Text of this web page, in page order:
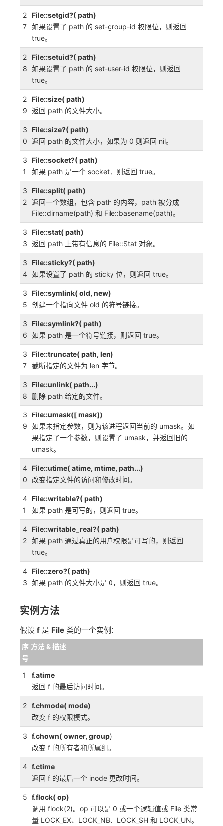
2
7
File::setgid?( path)
如果设置了 path 的 set-group-id 权限位，则返回
true。
2
8
File::setuid?( path)
如果设置了 path 的 set-user-id 权限位，则返回
true。
2
9
File::size( path)
返回 path 的文件大小。
3
0
File::size?( path)
返回 path 的文件大小，如果为 0 则返回 nil。
3
1
File::socket?( path)
如果 path 是一个 socket，则返回 true。
3
2
File::split( path)
返回一个数组，包含 path 的内容，path 被分成
File::dirname(path) 和 File::basename(path)。
3
3
File::stat( path)
返回 path 上带有信息的 File::Stat 对象。
3
4
File::sticky?( path)
如果设置了 path 的 sticky 位，则返回 true。
3
5
File::symlink( old, new)
创建一个指向文件 old 的符号链接。
3
6
File::symlink?( path)
如果 path 是一个符号链接，则返回 true。
3
7
File::truncate( path, len)
截断指定的文件为 len 字节。
3
8
File::unlink( path...)
删除 path 给定的文件。
3
9
File::umask([ mask])
如果未指定参数，则为该进程返回当前的 umask。如
果指定了一个参数，则设置了 umask，并返回旧的
umask。
4
0
File::utime( atime, mtime, path...)
改变指定文件的访问和修改时间。
4
1
File::writable?( path)
如果 path 是可写的，则返回 true。
4
2
File::writable_real?( path)
如果 path 通过真正的用户权限是可写的，则返回
true。
4
3
File::zero?( path)
如果 path 的文件大小是 0，则返回 true。
实例方法
假设 f 是 File 类的一个实例：
序
号
方法 & 描述
1
f.atime
返回 f 的最后访问时间。
2 f.chmode( mode)
改变 f 的权限模式。
3 f.chown( owner, group)
改变 f 的所有者和所属组。
4 f.ctime
返回 f 的最后一个 inode 更改时间。
5 f.flock( op)
调用 flock(2)。op 可以是 0 或一个逻辑值或 File 类常
量 LOCK_EX、LOCK_NB、LOCK_SH 和 LOCK_UN。